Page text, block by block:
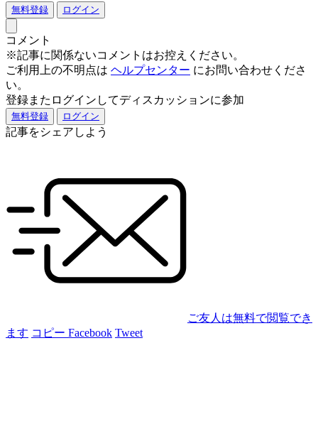
無料登録 ログイン
コメント
※記事に関係ないコメントはお控えください。
ご利用上の不明点は ヘルプセンター にお問い合わせくださ
い。
登録またログインしてディスカッションに参加
無料登録 ログイン
記事をシェアしよう
ご友人は無料で閲覧でき
ます コピー Facebook Tweet